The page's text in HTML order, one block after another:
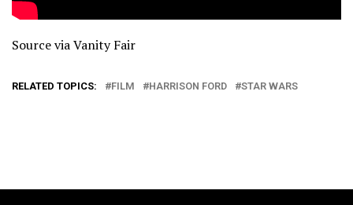
Source via Vanity Fair
RELATED TOPICS: FILM HARRISON FORD STAR WARS